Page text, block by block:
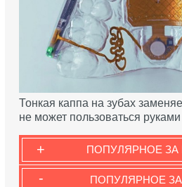
Тонкая каппа на зубах
не может пользоваться руками
ПОПУЛЯРНОЕ
+
ПОПУЛЯРНОЕ
-